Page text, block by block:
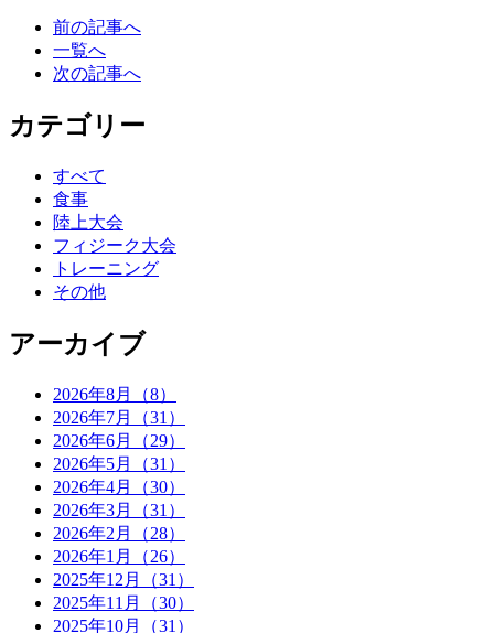
前の記事へ
一覧へ
次の記事へ
カテゴリー
すべて
食事
陸上大会
フィジーク大会
トレーニング
その他
アーカイブ
2026年8月（8）
2026年7月（31）
2026年6月（29）
2026年5月（31）
2026年4月（30）
2026年3月（31）
2026年2月（28）
2026年1月（26）
2025年12月（31）
2025年11月（30）
2025年10月（31）